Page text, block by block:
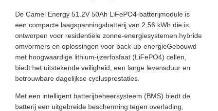
De Camel Energy 51.2V 50Ah LiFePO4-batterijmodule is
een compacte laagspanningsbatterij van 2,56 kWh die is
ontworpen voor residentiële zonne-energiesystemen.hybride
omvormers en oplossingen voor back-up-energieGebouwd
met hoogwaardige lithium-ijzerfosfaat (LiFePO4) cellen,
biedt het uitstekende veiligheid, een lange levensduur en
betrouwbare dagelijkse cyclusprestaties.
Met een intelligent batterijbeheersysteem (BMS) biedt de
batterij een uitgebreide bescherming tegen overlading,